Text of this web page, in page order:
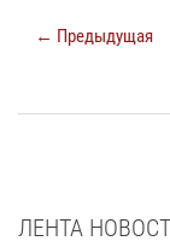
← Предыдущая
ЛЕНТА